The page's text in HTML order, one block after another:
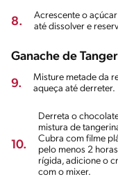
8.
Acrescente o
até dissolver e
Ganache de
9.
Misture metade da
aqueça até derreter.
10.
Derreta o
mistura de
Cubra com filme
pelo menos 2
rígida, adicione o
com o mixer.